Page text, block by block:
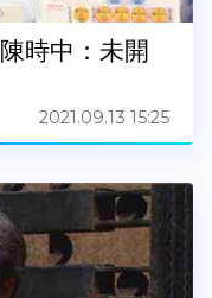
時中：未開
2021.09.13 15:25